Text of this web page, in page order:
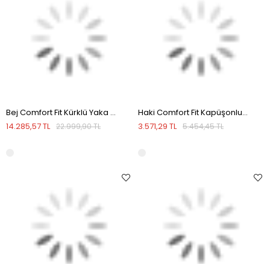
Bej Comfort Fit Kürklü Yaka Önü Fermuarlı Hakiki Deri detaylı Mont
14.285,57 TL 22.999,90 TL
Haki Comfort Fit Kapüşonlu Kışlık Mont
3.571,29 TL 5.454,45 TL